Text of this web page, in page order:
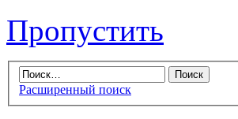
Пропустить
Расширенный поиск